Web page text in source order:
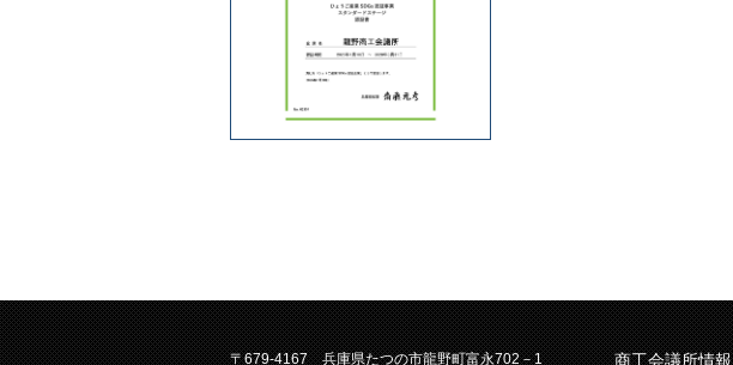
〒679-4167 兵庫県たつの市龍野町富永702－1 商工会議所情報